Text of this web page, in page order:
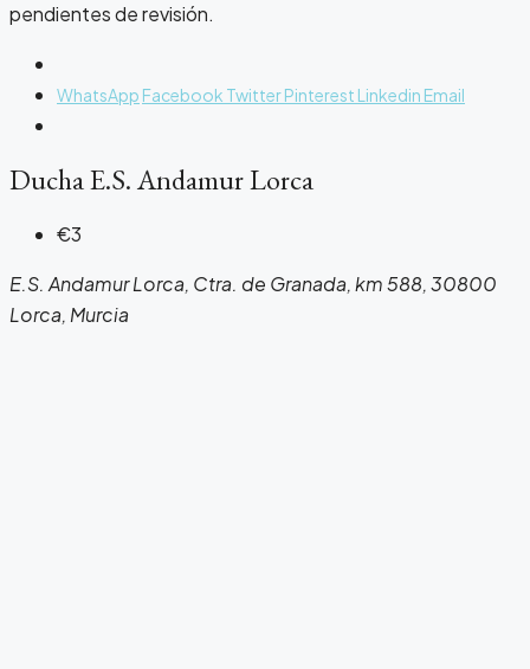
pendientes de revisión.
WhatsApp Facebook TwitterPinterest Linkedin Email
Ducha E.S. Andamur Lorca
€3
E.S. Andamur Lorca, Ctra. de Granada, km 588, 30800
Lorca, Murcia